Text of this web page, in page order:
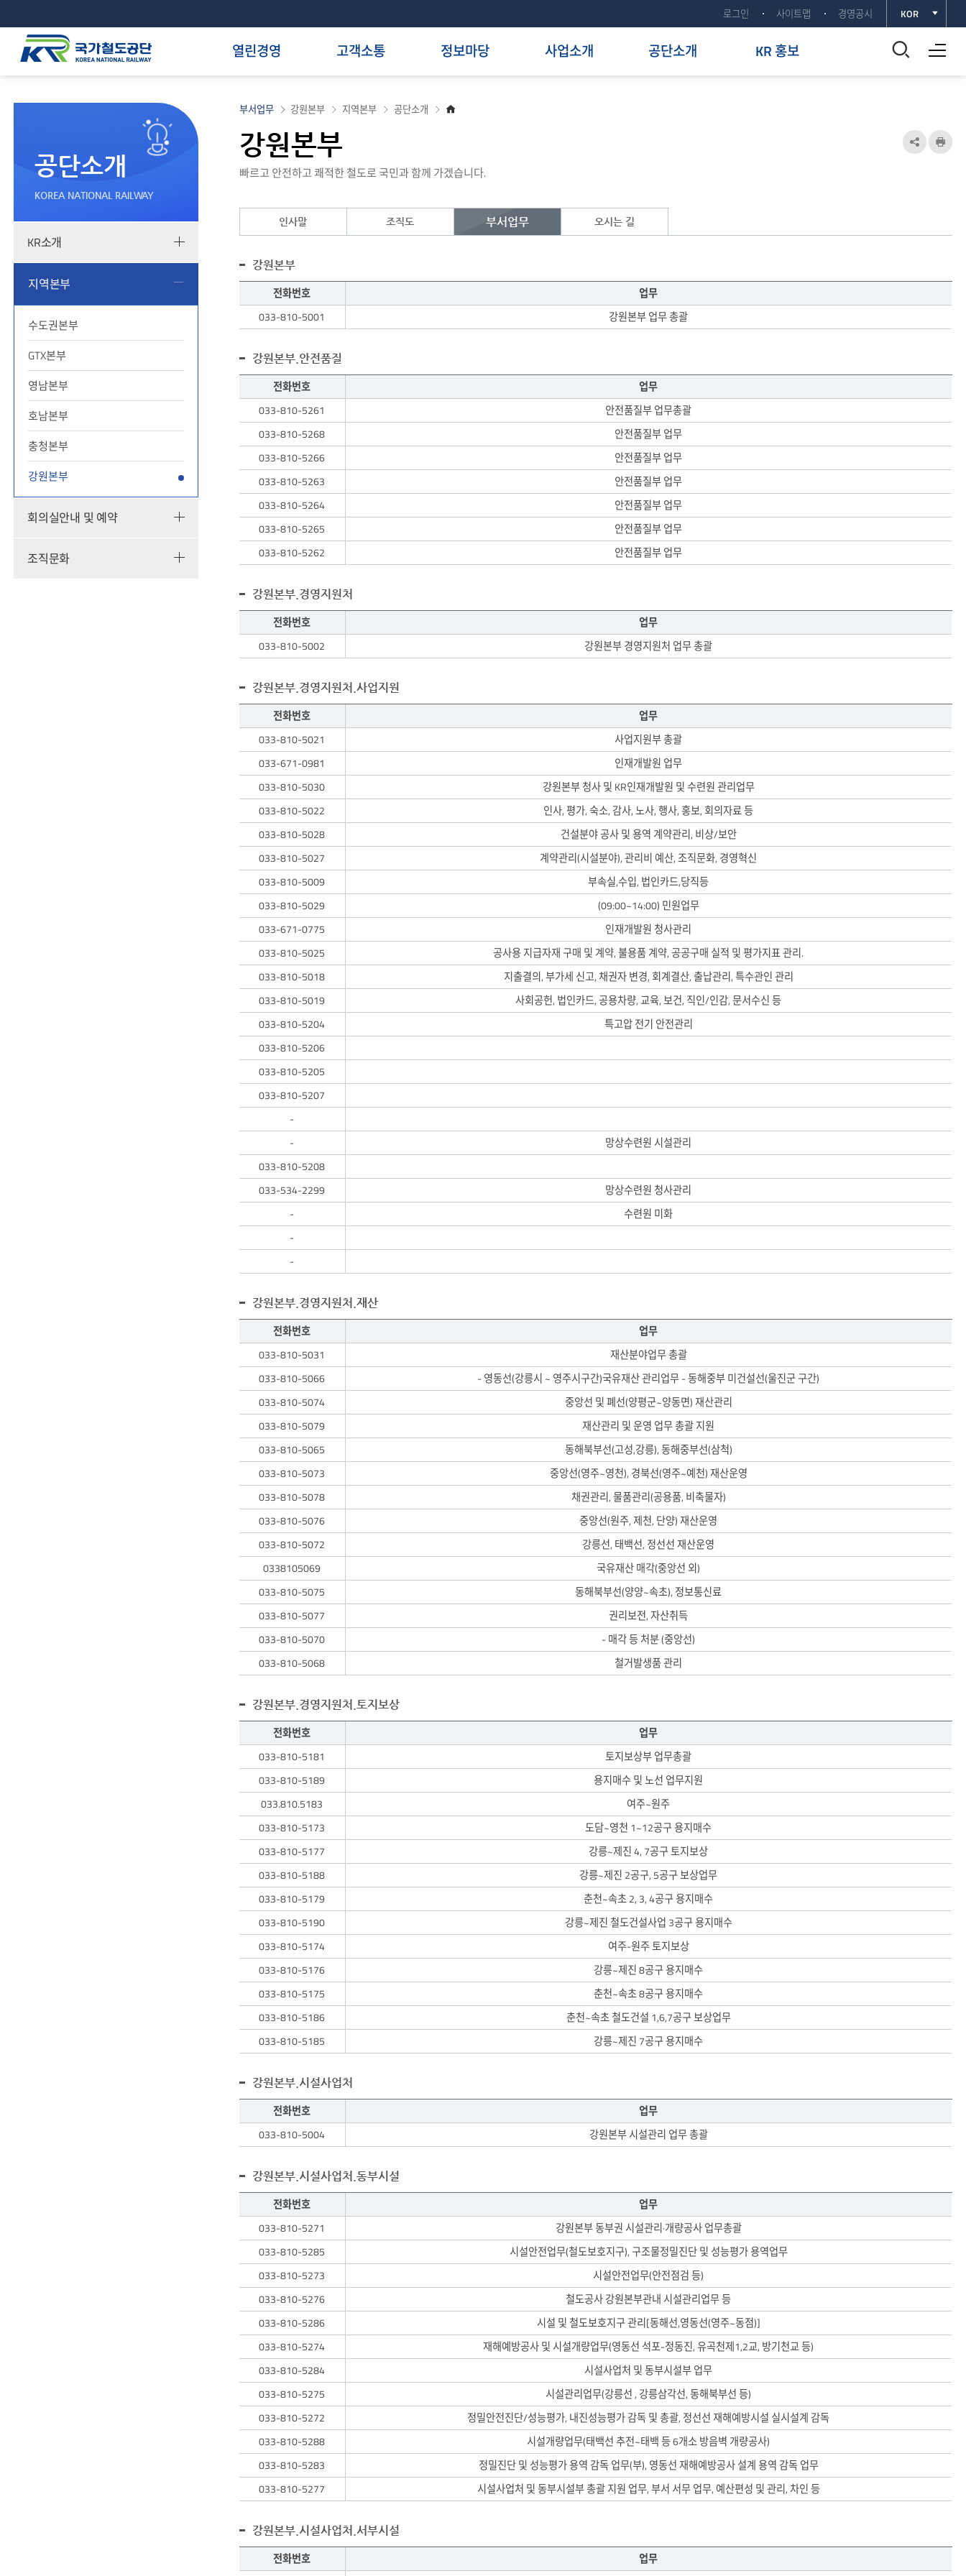
로그인 사이트맵 경영공시 KOR
열린경영 고객소통 정보마당 사업소개 공단소개 KR 홍보
통
색
기
전체메뉴 열기
공단소개
KOREA NATIONAL RAILWAY
KR소개
지역본부
수도권본부
GTX본부
영남본부
호남본부
충청본부
강원본부
회의실안내 및 예약
조직문화
공단소개
지역본부
강원본부
부서업무
강원본부
빠르고 안전하고 쾌적한 철도로 국민과 함께 가겠습니다.
공 인
인사말 조직도 부서업무 오시는 길
부
서
무
강원본부
검색
검색된
전화번호,
업무에
대한
정보를
확인할
수
있습니다.
전화번호
업무
033-810-5001
강원본부 업무 총괄
강원본부.안전품질
검색
테이블에는
검색된
직원의
전화번호,
업무에
대한
정보를
확인할
수
전화번호
업무
033-810-5261
안전품질부 업무총괄
033-810-5268
안전품질부 업무
033-810-5266
안전품질부 업무
033-810-5263
안전품질부 업무
033-810-5264
안전품질부 업무
033-810-5265
안전품질부 업무
033-810-5262
안전품질부 업무
강원본부.경영지원처
검색
검색된
전화번호,
업무에
대한
정보를
확인할
수
있습니다.
전화번호
업무
033-810-5002
강원본부 경영지원처 업무 총괄
강원본부.경영지원처.사업지원
검색
테이블에는
검색된
직원의
전화번호,
업무에
대한
정보를
확인할
수
있습니다.
전화번호
업무
033-810-5021
사업지원부 총괄
033-671-0981
인재개발원 업무
033-810-5030
강원본부 청사 및 KR인재개발원 및 수련원 관리업무
033-810-5022
인사, 평가, 숙소, 감사, 노사, 행사, 홍보, 회의자료 등
033-810-5028
건설분야 공사 및 용역 계약관리, 비상/보안
033-810-5027
계약관리(시설분야), 관리비 예산, 조직문화, 경영혁신
033-810-5009
부속실,수입, 법인카드,당직등
033-810-5029
(09:00~14:00) 민원업무
033-671-0775
인재개발원 청사관리
033-810-5025
공사용 지급자재 구매 및 계약, 불용품 계약, 공공구매 실적 및 평가지표 관리.
033-810-5018
지출결의, 부가세 신고, 채권자 변경, 회계결산, 출납관리, 특수관인 관리
033-810-5019
사회공헌, 법인카드, 공용차량, 교육, 보건, 직인/인감, 문서수신 등
033-810-5204
특고압 전기 안전관리
033-810-5206
033-810-5205
033-810-5207
-
-
망상수련원 시설관리
033-810-5208
033-534-2299
망상수련원 청사관리
-
수련원 미화
-
-
강원본부.경영지원처.재산
검색
테이블에는
검색된
직원의
전화번호,
업무에
대한
정보를
확인할
수
있습니다.
전화번호
업무
033-810-5031
재산분야업무 총괄
033-810-5066
- 영동선(강릉시 ~ 영주시구간)국유재산 관리업무 - 동해중부 미건설선(울진군 구간)
033-810-5074
중앙선 및 폐선(양평군~양동면) 재산관리
033-810-5079
재산관리 및 운영 업무 총괄 지원
033-810-5065
동해북부선(고성,강릉), 동해중부선(삼척)
033-810-5073
중앙선(영주~영천), 경북선(영주~예천) 재산운영
033-810-5078
채권관리, 물품관리(공용품, 비축물자)
033-810-5076
중앙선(원주, 제천, 단양) 재산운영
033-810-5072
강릉선, 태백선, 정선선 재산운영
0338105069
국유재산 매각(중앙선 외)
033-810-5075
동해북부선(양양~속초), 정보통신료
033-810-5077
권리보전, 자산취득
033-810-5070
- 매각 등 처분 (중앙선)
033-810-5068
철거발생품 관리
강원본부.경영지원처.토지보상
검색
테이블에는
검색된
직원의
전화번호,
업무에
대한
정보를
확인할
수
있습니다.
전화번호
업무
033-810-5181
토지보상부 업무총괄
033-810-5189
용지매수 및 노선 업무지원
033.810.5183
여주~원주
033-810-5173
도담~영천 1~12공구 용지매수
033-810-5177
강릉~제진 4, 7공구 토지보상
033-810-5188
강릉~제진 2공구, 5공구 보상업무
033-810-5179
춘천~속초 2, 3, 4공구 용지매수
033-810-5190
강릉~제진 철도건설사업 3공구 용지매수
033-810-5174
여주-원주 토지보상
033-810-5176
강릉~제진 8공구 용지매수
033-810-5175
춘천~속초 8공구 용지매수
033-810-5186
춘천~속초 철도건설 1,6,7공구 보상업무
033-810-5185
강릉~제진 7공구 용지매수
강원본부.시설사업처
검색
검색된
전화번호,
업무에
대한
정보를
확인할
수
있습니다.
전화번호
업무
033-810-5004
강원본부 시설관리 업무 총괄
강원본부.시설사업처.동부시설
검색
테이블에는
검색된
직원의
전화번호,
업무에
대한
정보를
확인할
수
있습니다.
전화번호
업무
033-810-5271
강원본부 동부권 시설관리·개량공사 업무총괄
033-810-5285
시설안전업무(철도보호지구), 구조물정밀진단 및 성능평가 용역업무
033-810-5273
시설안전업무(안전점검 등)
033-810-5276
철도공사 강원본부관내 시설관리업무 등
033-810-5286
시설 및 철도보호지구 관리[동해선,영동선(영주~동점)]
033-810-5274
재해예방공사 및 시설개량업무(영동선 석포-정동진, 유곡천제1,2교, 방기천교 등)
033-810-5284
시설사업처 및 동부시설부 업무
033-810-5275
시설관리업무(강릉선 , 강릉삼각선, 동해북부선 등)
033-810-5272
정밀안전진단/성능평가, 내진성능평가 감독 및 총괄, 정선선 재해예방시설 실시설계 감독
033-810-5288
시설개량업무(태백선 추전~태백 등 6개소 방음벽 개량공사)
033-810-5283
정밀진단 및 성능평가 용역 감독 업무(부), 영동선 재해예방공사 설계 용역 감독 업무
033-810-5277
시설사업처 및 동부시설부 총괄 지원 업무, 부서 서무 업무, 예산편성 및 관리, 차인 등
강원본부.시설사업처.서부시설
전화번호
업무